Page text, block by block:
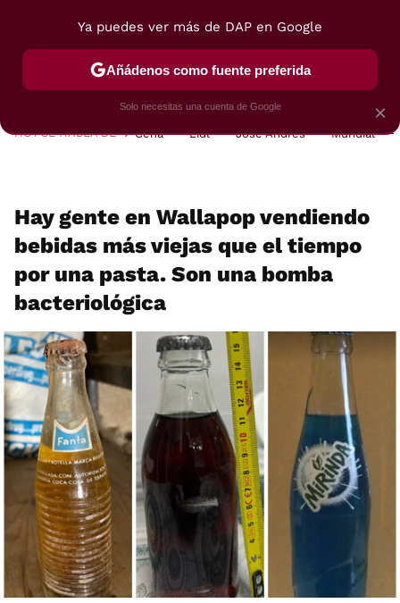
POSTRES VIAJES SELECCIÓN VEGUI
HOY SE HABLA DE Cena Lidl José Andrés Mundial
Hay gente en Wallapop vendiendo
bebidas más viejas que el tiempo
por una pasta. Son una bomba
bacteriológica
×
Ya puedes ver más de DAP en Google
Añádenos como fuente preferida
Solo necesitas una cuenta de Google